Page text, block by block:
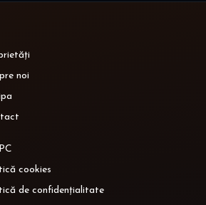
noi
cookies
de confidențialitate